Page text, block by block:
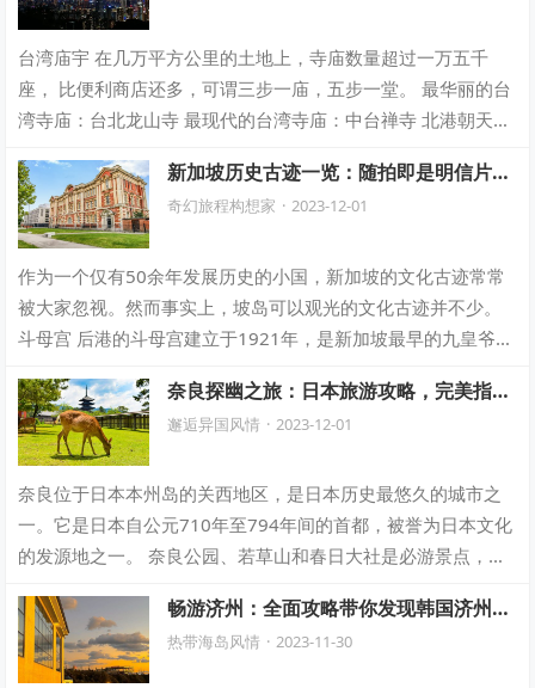
台湾庙宇 在几万平方公里的土地上，寺庙数量超过一万五千
座， 比便利商店还多，可谓三步一庙，五步一堂。 最华丽的台
湾寺庙：台北龙山寺 最现代的台湾寺庙：中台禅寺 北港朝天宫
新加坡历史古迹一览：随拍即是明信片，
探寻悠久过往的美丽瞬间！
奇幻旅程构想家 · 2023-12-01
作为一个仅有50余年发展历史的小国，新加坡的文化古迹常常
被大家忽视。然而事实上，坡岛可以观光的文化古迹并不少。
斗母宫 后港的斗母宫建立于1921年，是新加坡最早的九皇爷
奈良探幽之旅：日本旅游攻略，完美指南
带你畅游奈良的美丽与历史！
邂逅异国风情 · 2023-12-01
奈良位于日本本州岛的关西地区，是日本历史最悠久的城市之
一。它是日本自公元710年至794年间的首都，被誉为日本文化
的发源地之一。 奈良公园、若草山和春日大社是必游景点，尤
畅游济州：全面攻略带你发现韩国济州岛
的美丽奇妙之旅！
热带海岛风情 · 2023-11-30